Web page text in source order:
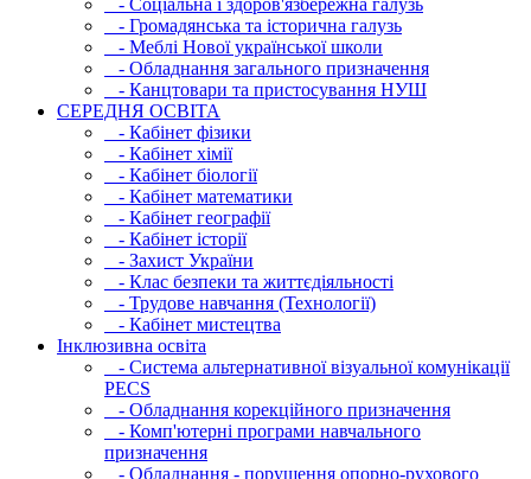
- Соціальна і здоров'язбережна галузь
- Громадянська та історична галузь
- Меблі Нової української школи
- Обладнання загального призначення
- Канцтовари та пристосування НУШ
СЕРЕДНЯ ОСВIТА
- Кабінет фізики
- Кабінет хімії
- Кабінет біології
- Кабінет математики
- Кабінет географії
- Кабінет історії
- Захист України
- Клас безпеки та життєдіяльності
- Трудове навчання (Технології)
- Кабінет мистецтва
Інклюзивна освіта
- Система альтернативної візуальної комунікації
PECS
- Обладнання корекційного призначення
- Комп'ютерні програми навчального
призначення
- Обладнання - порушення опорно-рухового